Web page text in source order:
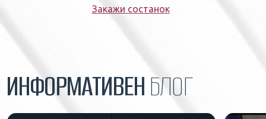
Закажи состанок
ИНФОРМАТИВЕНБЛОГ